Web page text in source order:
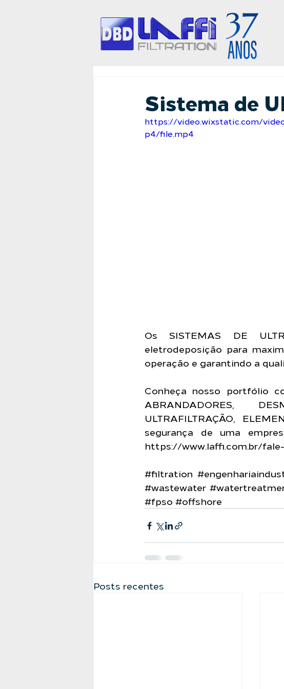
Sistema de
https://video.wixstatic.com/
p4/file.mp4
Os SISTEMAS DE
eletrodeposição para
operação e garantindo a
Conheça nosso portfólio
ABRANDADORES,
ULTRAFILTRAÇÃO,
https://www.laffi.com.br/
#filtration
#wastewater
#fpso #offshore
Posts recentes